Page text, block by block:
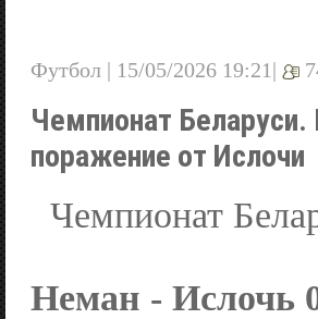
Футбол | 15/05/2026 19:21|
Чемпионат
поражение от Ислочи
Чемпионат
Неман - Ислочь